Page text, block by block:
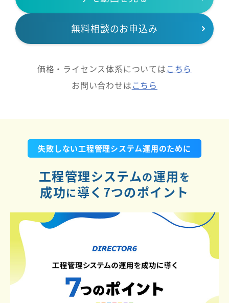
無料相談のお申込み
価格・ライセンス体系についてはこちら
お問い合わせはこちら
失敗しない工程管理システム運用のために
工程管理システムの運用を
成功に導く7つのポイント